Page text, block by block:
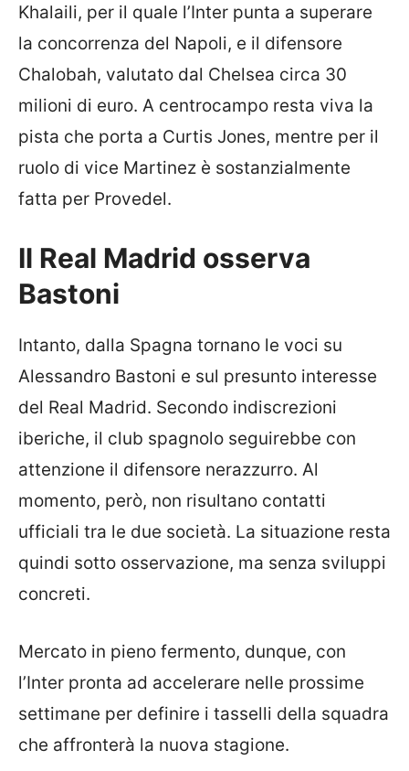
Khalaili, per il quale l’Inter punta a superare
la concorrenza del Napoli, e il difensore
Chalobah, valutato dal Chelsea circa 30
milioni di euro. A centrocampo resta viva la
pista che porta a Curtis Jones, mentre per il
ruolo di vice Martinez è sostanzialmente
fatta per Provedel.
Il Real Madrid osserva
Bastoni
Intanto, dalla Spagna tornano le voci su
Alessandro Bastoni e sul presunto interesse
del Real Madrid. Secondo indiscrezioni
iberiche, il club spagnolo seguirebbe con
attenzione il difensore nerazzurro. Al
momento, però, non risultano contatti
ufficiali tra le due società. La situazione resta
quindi sotto osservazione, ma senza sviluppi
concreti.
Mercato in pieno fermento, dunque, con
l’Inter pronta ad accelerare nelle prossime
settimane per definire i tasselli della squadra
che affronterà la nuova stagione.